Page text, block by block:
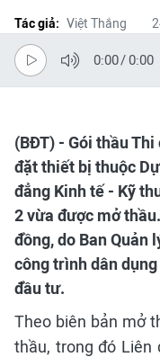
Tác giả: Việt Thắng
0:00/0:00
(BĐT) - Gói thầu
đặt thiết bị thuộc
đẳng Kinh tế - Kỹ
2 vừa được mở
đồng, do Ban Quản
công trình dân
đầu tư.
Theo biên bản mở
thầu, trong đó Liên